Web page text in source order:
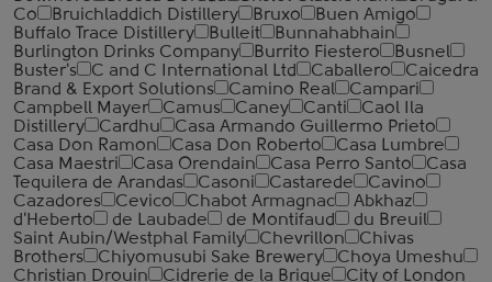
Co
Bruichladdich Distillery Bruxo
Buen Amigo
Buffalo Trace Distillery
Bulleit
Bunnahabhain
Burlington Drinks Company
Burrito Fiestero
Busnel
Buster's
C and C International Ltd Caballero
Caicedra
Brand & Export Solutions
Camino Real
Campari
Campbell Mayer
Camus Caney Canti
Caol Ila
Distillery
Cardhu
Casa Armando Guillermo Prieto
Casa Don Ramon
Casa Don Roberto
Casa Lumbre
Casa Maestri
Casa Orendain Casa Perro Santo
Casa
Tequilera de Arandas
Casoni Castarede
Cavino
Cazadores
Cevico Chabot Armagnac
Abkhaz
d'Heberto
de Laubade de Montifaud
du Breuil
Saint Aubin/Westphal Family
Chevrillon
Chivas
Brothers
Chiyomusubi Sake Brewery
Choya Umeshu
Christian Drouin
Cidrerie de la Brique
City of London